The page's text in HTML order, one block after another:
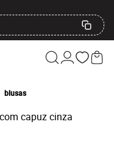
blusas